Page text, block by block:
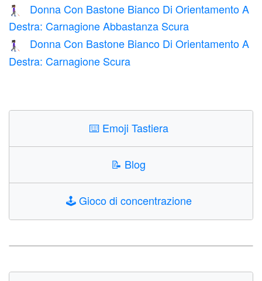
👩🏾‍🦯‍➡️
Donna Con Bastone Bianco Di Orientamento A
Destra: Carnagione Abbastanza Scura
👩🏿‍🦯‍➡️
Donna Con Bastone Bianco Di Orientamento A
Destra: Carnagione Scura
⌨️ Emoji Tastiera
📝 Blog
🕹️Gioco di concentrazione